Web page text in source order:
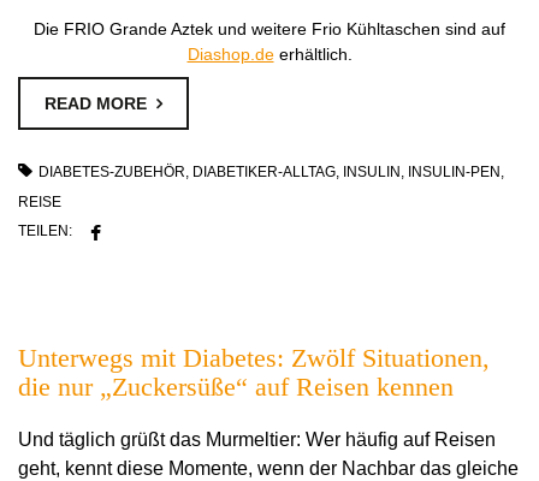
Die FRIO Grande Aztek und weitere Frio Kühltaschen sind auf
Diashop.deerhältlich.
READ MORE
DIABETES-ZUBEHÖR, DIABETIKER-ALLTAG, INSULIN , INSULIN-PEN ,
REISE
TEILEN:
Unterwegs mit Diabetes: Zwölf Situationen,
die nur „Zuckersüße“ auf Reisen kennen
Und täglich grüßt das Murmeltier: Wer häufig auf Reisen
geht, kennt diese Momente, wenn der Nachbar das gleiche